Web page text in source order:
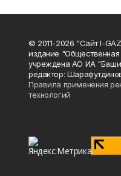
© 2011-2026 "Сайт I-
издание "Общественная
учреждена АО ИА
редактор:
Правила применения
технологий